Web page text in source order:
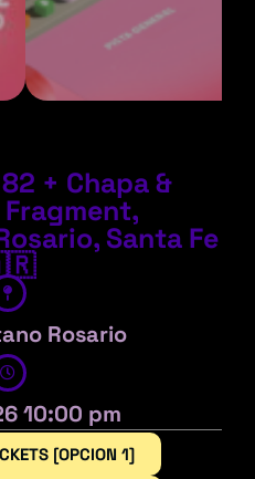
+ Chapa &
Santa Fe
Rosario
10:00 pm
[OPCION 1]